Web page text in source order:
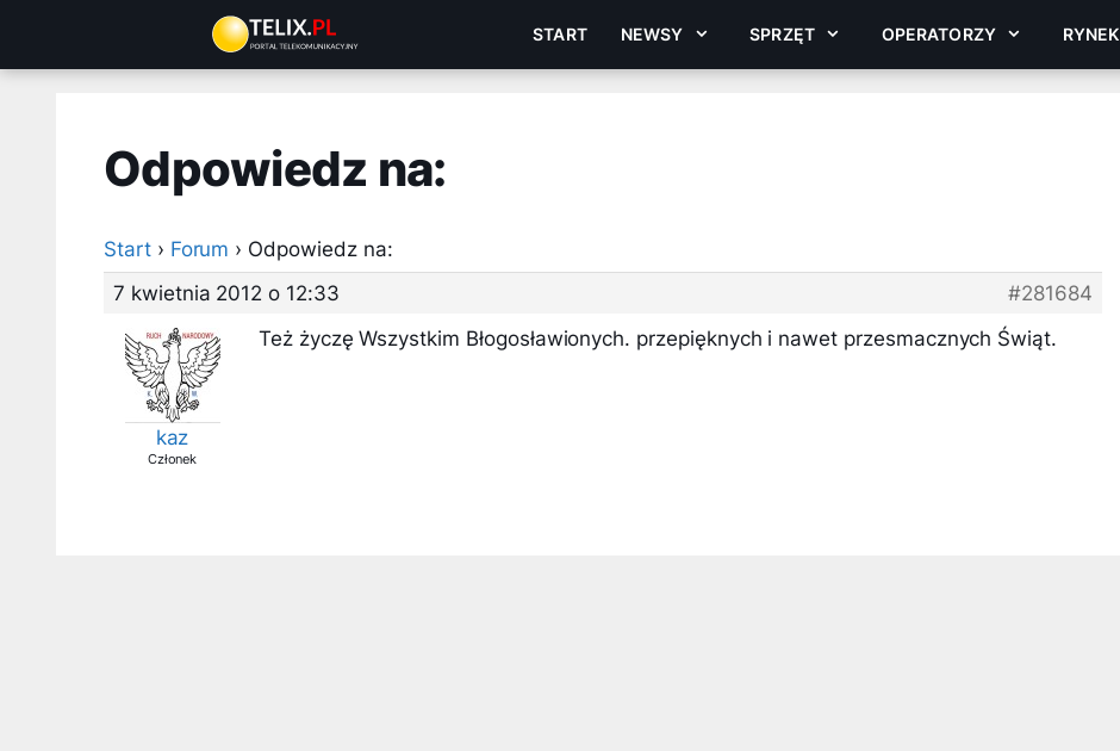
treści
START NEWSY SPRZĘT OPERATORZY RYNEK
Odpowiedz na:
Start › Forum › Odpowiedz na:
7 kwietnia 2012 o 12:33
#281684
kaz
Członek
Też życzę Wszystkim Błogosławionych. przepięknych i nawet przesmacznych Świąt.